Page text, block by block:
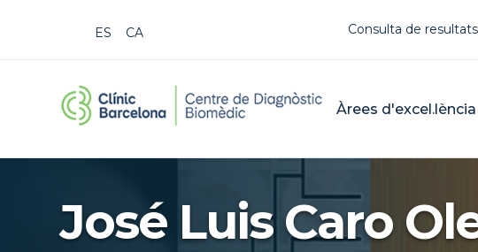
ESPAÑOL
CATALÀ User
Consulta de resultats
Main
Àrees d'excel.lència
Buscar
José Luis Caro